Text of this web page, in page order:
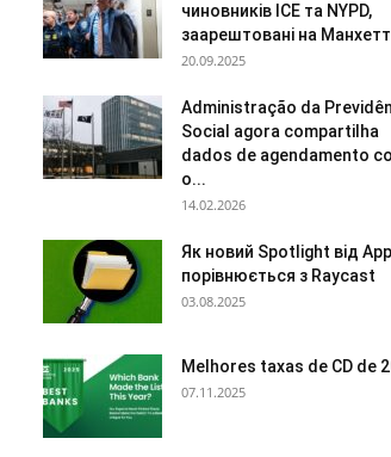
чиновників ICE та NYPD,
заарештовані на
20.09.2025
Administração da
Social agora compartilha
dados de agendamento
o...
14.02.2026
Як новий Spotlight від
порівнюється з Raycast
03.08.2025
Melhores taxas de CD de
07.11.2025